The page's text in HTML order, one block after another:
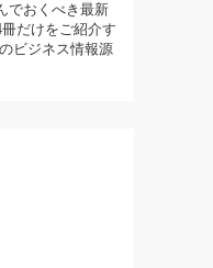
でおくべき最新
だけをご紹介す
ビジネス情報源